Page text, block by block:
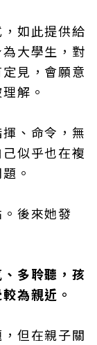
如此提供給
大學生，對
見，會願意
解。
、命令，無
似乎也在複
。
後來她發
多聆聽，孩
為親近。
但在親子關